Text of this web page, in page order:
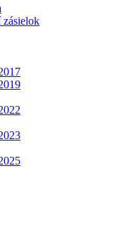
zásielok